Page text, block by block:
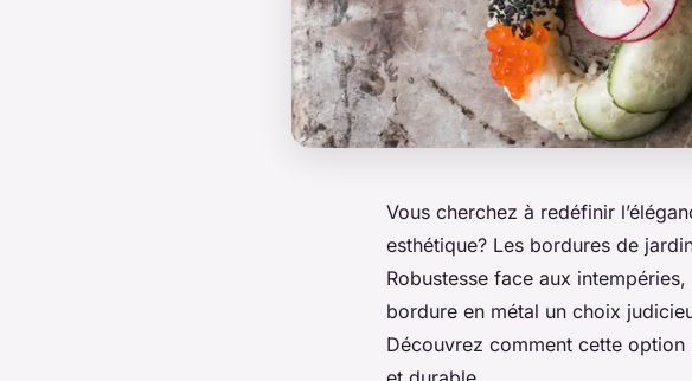
Vous cherchez à redéfinir
esthétique? Les bordures de
Robustesse face aux
bordure en métal un choix
Découvrez comment cette